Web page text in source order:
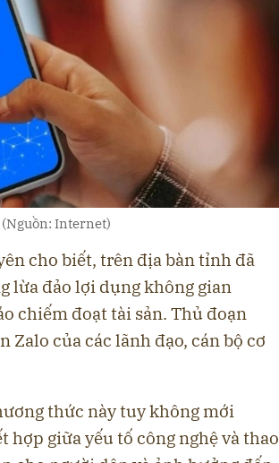
Internet)
cho biết, trên địa bàn tỉnh đã
lừa đảo lợi dụng không gian
chiếm đoạt tài sản. Thủ đoạn
Zalo của các lãnh đạo, cán bộ cơ
thức này tuy không mới
hợp giữa yếu tố công nghệ và thao